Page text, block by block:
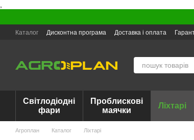
Каталог Дисконтна програма Доставка і оплата
Світлодіодні
фари
Проблискові
маячки
Ліхтарі
Агроплан Каталог Ліхтарі